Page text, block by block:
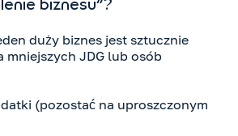
biznesu”?
duży biznes jest sztucznie
mniejszych JDG lub osób
(pozostać na uproszczonym